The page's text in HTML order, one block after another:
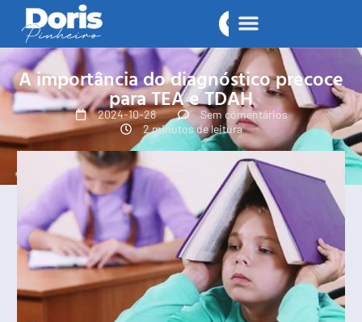
A importância do diagnóstico precoce
para TEA e TDAH
2024-10-28
Sem comentários
2 minutos de leitura